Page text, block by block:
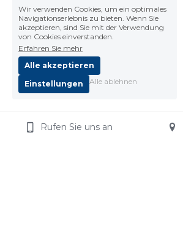
Rufen Sie uns an
Wir verwenden Cookies, um ein optimales
Navigationserlebnis zu bieten. Wenn Sie
akzeptieren, sind Sie mit der Verwendung
von Cookies einverstanden.
Erfahren Sie mehr
Alle akzeptieren
Einstellungen
Alle ablehnen